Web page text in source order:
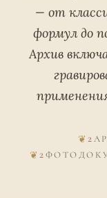
— от
формул до
Архив
2
2